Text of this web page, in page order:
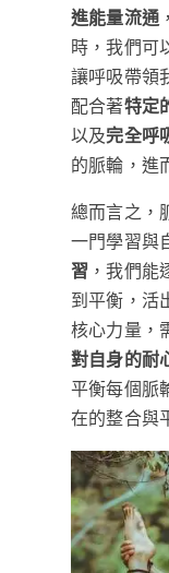
進能量流通
時，我們可
讓呼吸帶領
配合著特定
以及完全呼
的脈輪，進
總而言之，
一門學習與
習 ，我們
到平衡，活
核心力量，
對自身的耐
平衡每個脈
在的整合與